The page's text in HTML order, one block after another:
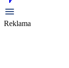
Reklama